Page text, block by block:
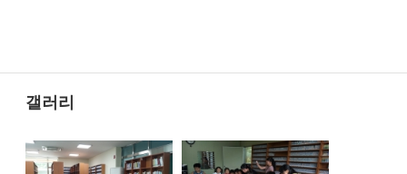
갤러리